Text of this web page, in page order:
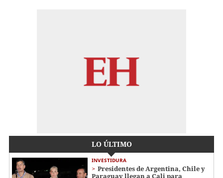
LO ÚLTIMO
INVESTIDURA
Presidentes de Argentina, Chile y